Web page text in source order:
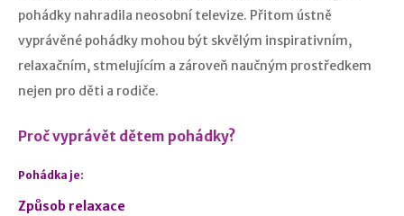
pohádky nahradila neosobní televize. Přitom ústně
vyprávěné pohádky mohou být skvělým inspirativním,
relaxačním, stmelujícím a zároveň naučným prostředkem
nejen pro děti a rodiče.
Proč vyprávět dětem pohádky?
Pohádka je:
Způsob relaxace